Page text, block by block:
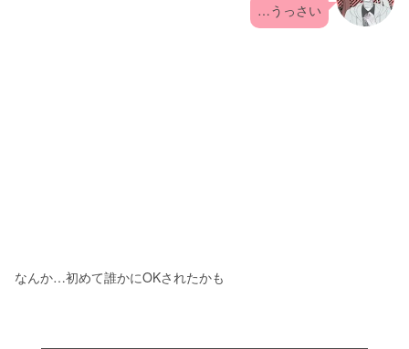
…うっさい
なんか…初めて誰かにOKされたかも